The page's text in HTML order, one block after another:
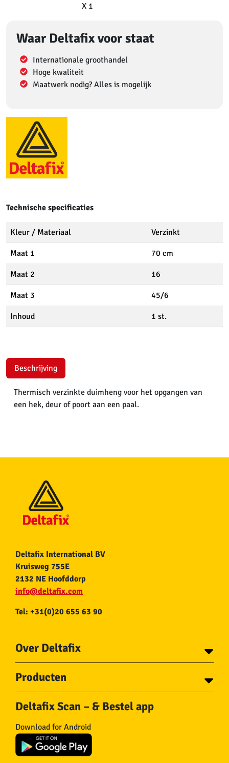
X 1
Waar Deltafix voor staat
Internationale groothandel
Hoge kwaliteit
Maatwerk nodig? Alles is mogelijk
Technische specificaties
Kleur / Materiaal Verzinkt
Maat 1 70 cm
Maat 2 16
Maat 3 45/6
Inhoud 1 st.
Beschrijving
Thermisch verzinkte duimheng voor het opgangen van
een hek, deur of poort aan een paal.
Deltafix International BV
Kruisweg 755E
2132 NE Hoofddorp
info@deltafix.com
Tel: +31(0)20 655 63 90
Over Deltafix
Voor gemeentes
Over Deltafix
Producten
Schroeven
Bouten
Draadnagels
Pluggen
Beslag
Ketting en Toebehoren
Deltafix Scan – & Bestel app
Download for Android